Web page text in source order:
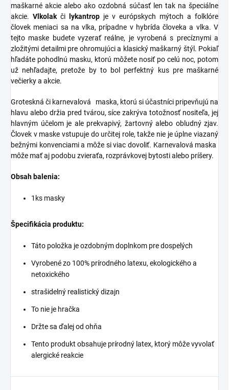
maškarné akcie alebo ako ozdobná súčasť len tak na špeciálne
akcie. Vlkolakči lykantrop je v európskych mýtoch a folklóre
človek meniaci sa na vlka, prípadne v hybrída človeka a vlka. V
tejto maske budete vyzerať reálne, je vyrobená s precíznymi a
zložitými detailmi pre ohromujúci a klasický maškarný štýl. Pokiaľ
hľadáte pohodlnú masku, ktorú môžete nosiť po celú noc, potom
už nehľadajte, pretože by to bol perfektný kus pre maškarné
večierky a akcie.
Groteskná či karnevalová
maska, ktorú si účastníci pripevňujú na
hlavu alebo držia pred tvárou, síce zakrýva totožnosť nositeľa, jej
hlavným účelom je ale prekvapivý, žartovný alebo obludný zjav.
Človek v maske vstupuje do určitej role, takže nie je úplne viazaný
bežnými konvenciami a môže si viac dovoliť. Karnevalová maska ​​
môže mať aj podobu zvieraťa, rozprávkovej bytosti alebo príšery.
Obsah balenia:
1ks masky
Špecifikácia produktu:
Táto položka je ozdobným doplnkom pre dospelých
Vyrobené zo 100% prírodného latexu, ekologického a
netoxického
strašidelný realistický dizajn
To nie je hračka
Držte sa ďalej od ohňa
Tento produkt obsahuje prírodný latex, ktorý môže vyvolať
alergické reakcie